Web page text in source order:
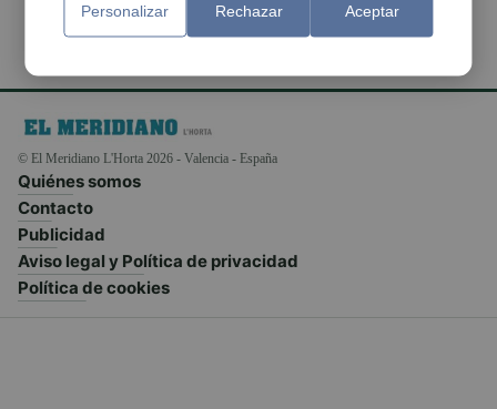
© El Meridiano L'Horta 2026 - Valencia - España
Quiénes somos
Contacto
Publicidad
Aviso legal y Política de privacidad
Política de cookies
Personalizar Rechazar Aceptar